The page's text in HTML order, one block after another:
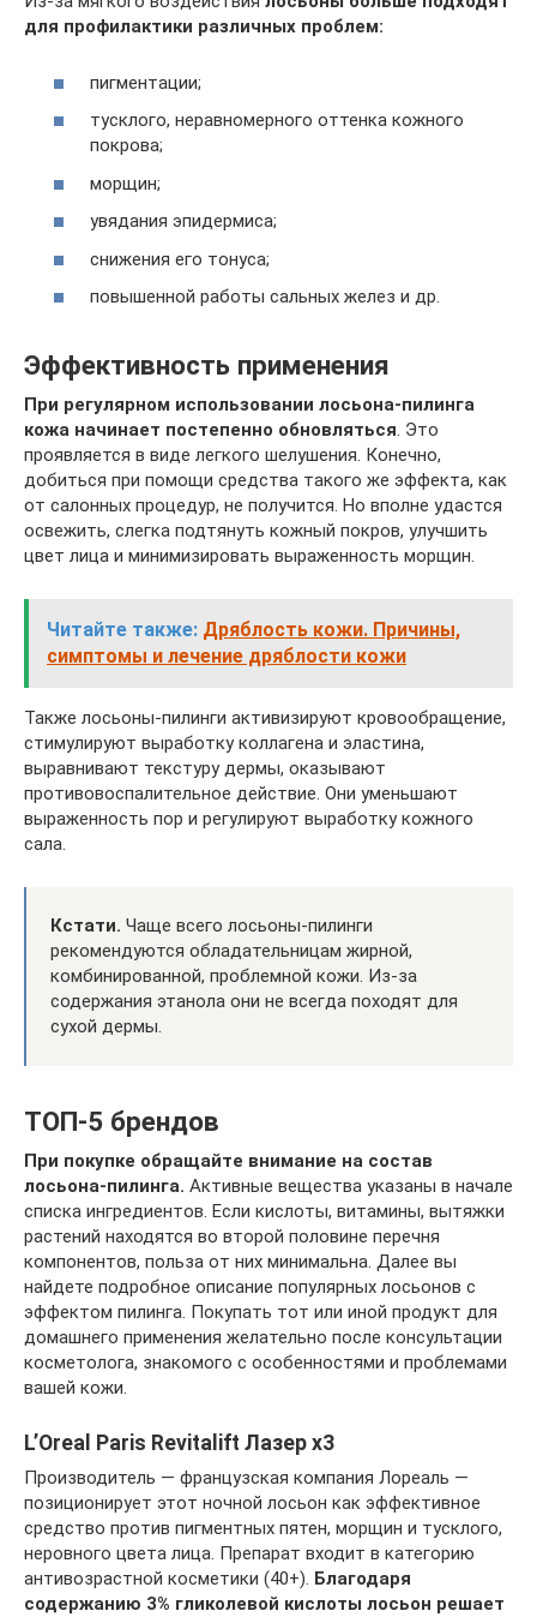
для профилактики различных проблем:
пигментации;
тусклого, неравномерного оттенка кожного
покрова;
морщин;
увядания эпидермиса;
снижения его тонуса;
повышенной работы сальных желез и др.
Эффективность применения
При регулярном использовании лосьона-пилинга
кожа начинает постепенно обновляться. Это
проявляется в виде легкого шелушения. Конечно,
добиться при помощи средства такого же эффекта, как
от салонных процедур, не получится. Но вполне удастся
освежить, слегка подтянуть кожный покров, улучшить
цвет лица и минимизировать выраженность морщин.
Читайте также: Дряблость кожи. Причины,
симптомы и лечение дряблости кожи
Также лосьоны-пилинги активизируют кровообращение,
стимулируют выработку коллагена и эластина,
выравнивают текстуру дермы, оказывают
противовоспалительное действие. Они уменьшают
выраженность пор и регулируют выработку кожного
сала.
Кстати. Чаще всего лосьоны-пилинги
рекомендуются обладательницам жирной,
комбинированной, проблемной кожи. Из-за
содержания этанола они не всегда походят для
сухой дермы.
ТОП-5 брендов
При покупке обращайте внимание на состав
лосьона-пилинга. Активные вещества указаны в начале
списка ингредиентов. Если кислоты, витамины, вытяжки
растений находятся во второй половине перечня
компонентов, польза от них минимальна. Далее вы
найдете подробное описание популярных лосьонов с
эффектом пилинга. Покупать тот или иной продукт для
домашнего применения желательно после консультации
косметолога, знакомого с особенностями и проблемами
вашей кожи.
L’Oreal Paris Revitalift Лазер х3
Производитель — французская компания Лореаль —
позиционирует этот ночной лосьон как эффективное
средство против пигментных пятен, морщин и тусклого,
неровного цвета лица. Препарат входит в категорию
антивозрастной косметики (40+). Благодаря
содержанию 3% гликолевой кислоты лосьон решает